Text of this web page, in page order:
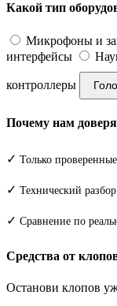
Какой тип
Микрофоны и
интерфейсы
контроллеры
Почему нам
✓ Только
✓ Технический
✓ Сравнение по
Средства от
Останови клопов